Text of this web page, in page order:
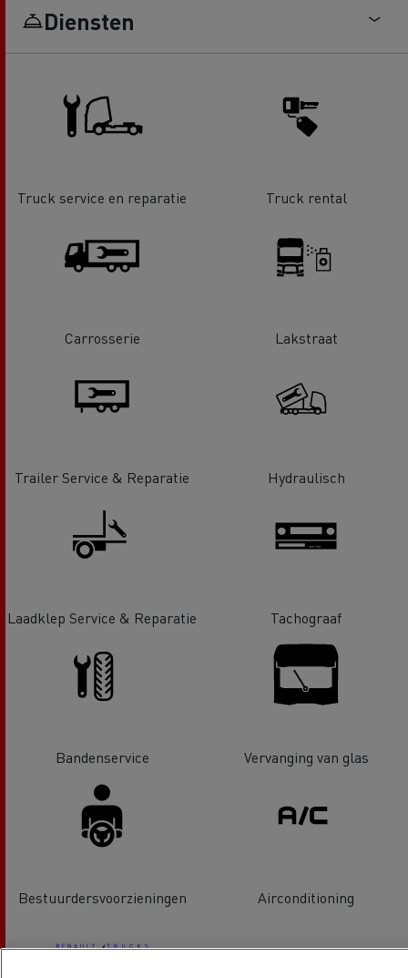
Diensten
Truck service en reparatie Truck rental
Carrosserie Lakstraat
Trailer Service & Reparatie Hydraulisch
Laadklep Service & Reparatie Tachograaf
Bandenservice Vervanging van glas
Bestuurdersvoorzieningen Airconditioning